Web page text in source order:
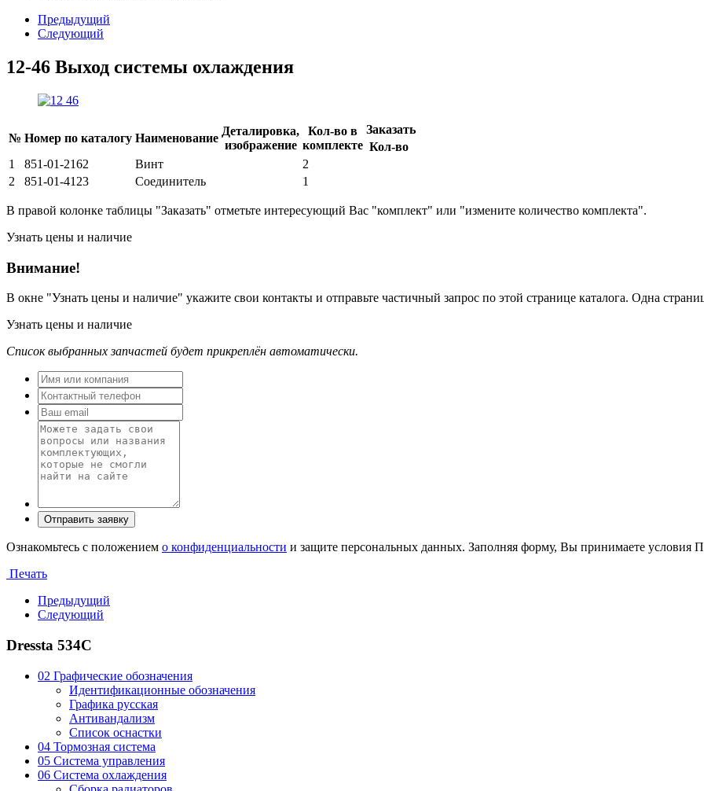
Предыдущий
Следующий
12-46 Выход системы охлаждения
№ Номер по каталогу Наименование
Деталировка,
изображение
Кол-во в
комплекте
Заказать
Кол-во
1
851-01-2162 Винт
2
2
851-01-4123 Соединитель 1
В правой колонке таблицы "Заказать" отметьте интересующий Вас "комплект" или "измените количество комплекта".
Узнать цены и наличие
Внимание!
В окне "Узнать цены и наличие" укажите свои контакты и отправьте частичный запрос по этой странице каталога. Одна
Узнать цены и наличие
Список выбранных запчастей будет прикреплён автоматически.
Ознакомьтесь с положением о конфиденциальности и защите персональных данных. Заполняя форму, Вы принимаете условия
Печать
Предыдущий
Следующий
Dressta 534C
02 Графические обозначения
Идентификационные обозначения
Графика русская
Антивандализм
Список оснастки
04 Тормозная система
05 Система управления
06 Система охлаждения